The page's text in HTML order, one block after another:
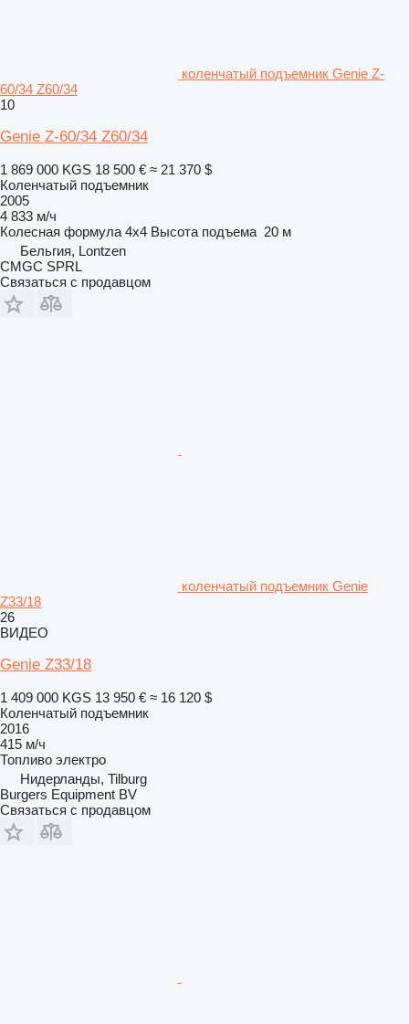
коленчатый подъемник Genie Z-
60/34 Z60/34
10
Genie Z-60/34 Z60/34
1 869 000 KGS 18 500 € ≈ 21 370 $
Коленчатый подъемник
2005
4 833 м/ч
Колесная формула 4x4 Высота подъема 20 м
Бельгия, Lontzen
CMGC SPRL
Связаться с продавцом
коленчатый подъемник Genie
Z33/18
26
ВИДЕО
Genie Z33/18
1 409 000 KGS 13 950 € ≈ 16 120 $
Коленчатый подъемник
2016
415 м/ч
Топливо электро
Нидерланды, Tilburg
Burgers Equipment BV
Связаться с продавцом